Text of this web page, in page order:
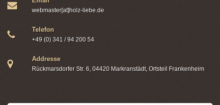
webmaster[at]holz-liebe.de
Telefon
+49 (0) 341 / 94 200 54
Addresse
Rückmarsdorfer Str. 6, 04420 Markranstädt, Ortsteil Frankenheim